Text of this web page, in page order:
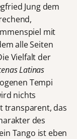
Jung dem
mit
alle Seiten
Vielfalt der
Latinas
Tempi
nichts
transparent, das
des
Tango ist eben